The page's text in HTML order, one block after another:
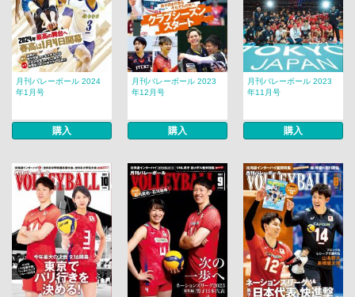
月刊バレーボール 2024
年1月号
購入
月刊バレーボール 2023
年12月号
購入
月刊バレーボール 2023
年11月号
購入